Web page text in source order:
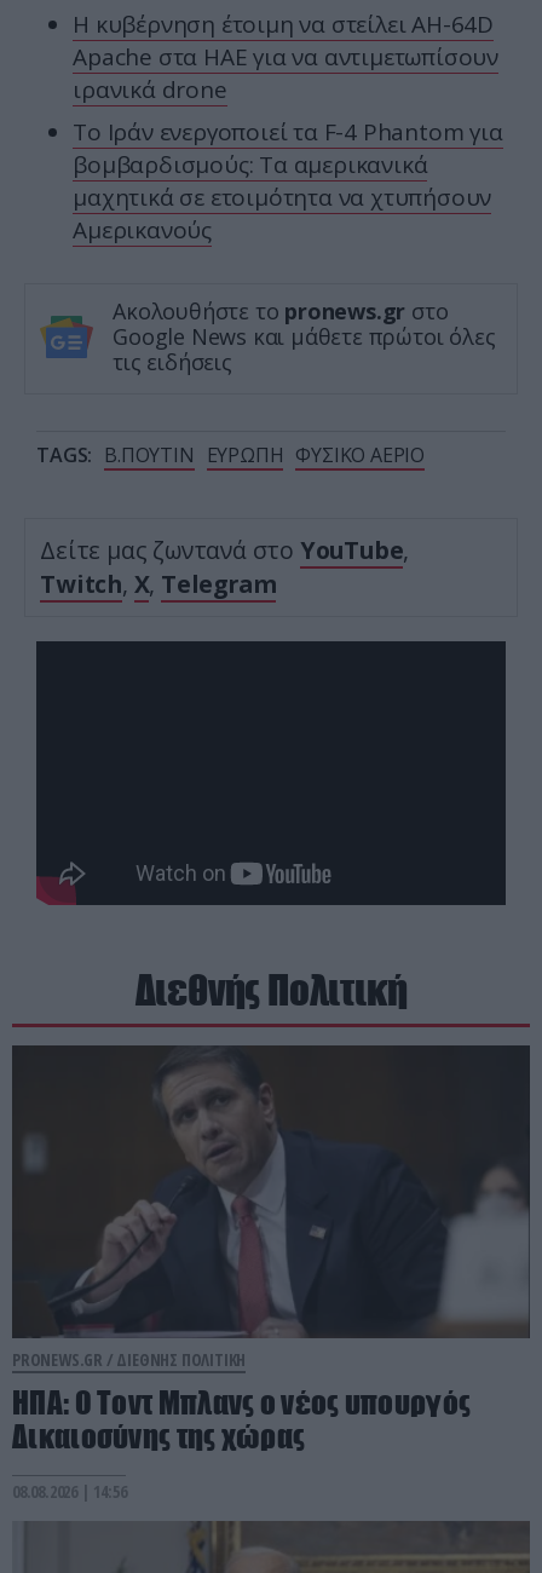
Η κυβέρνηση έτοιμη να στείλει AH-64D
Apache στα ΗΑΕ για να αντιμετωπίσουν
ιρανικά drone
Το Ιράν ενεργοποιεί τα F-4 Phantom για
βομβαρδισμούς: Τα αμερικανικά
μαχητικά σε ετοιμότητα να χτυπήσουν
Αμερικανούς
Ακολουθήστε το pronews.gr στο
Google News και μάθετε πρώτοι όλες
τις ειδήσεις
TAGS: Β.ΠΟΥΤΙΝ ΕΥΡΩΠΗ ΦΥΣΙΚΟ ΑΕΡΙΟ
Δείτε μας ζωντανά στο YouTube,
Twitch, X, Telegram
Διεθνής Πολιτική
PRONEWS.GR / ΔΙΕΘΝΗΣ ΠΟΛΙΤΙΚΗ
ΗΠΑ: Ο Τοντ Μπλανς ο νέος υπουργός
Δικαιοσύνης της χώρας
08.08.2026 | 14:56